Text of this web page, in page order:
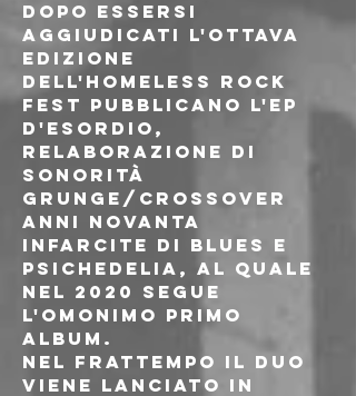
Dopo essersi
aggiudicati l'ottava
edizione
dell'Homeless Rock
Fest pubblicano l'Ep
d'esordio,
relaborazione di
sonorità
grunge/crossover
anni Novanta
infarcite di blues e
psichedelia, al quale
nel 2020 segue
l'omonimo primo
album.
Nel frattempo il duo
viene lanciato in